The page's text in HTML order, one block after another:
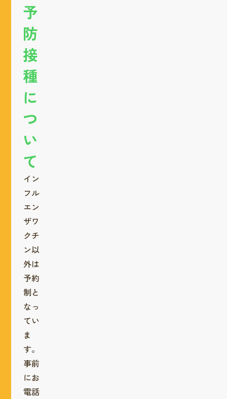
予
防
接
種
に
つ
い
て
イン
フル
エン
ザワ
クチ
ン以
外は
予約
制と
なっ
てい
ま
す。
事前
にお
電話